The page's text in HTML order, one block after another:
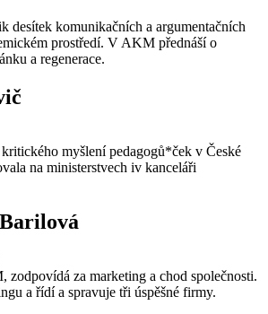
desítek komunikačních a argumentačních
prostředí. V AKM přednáší o
a regenerace.
myšlení pedagogů*ček v České
na ministerstvech iv kanceláři
zodpovídá za marketing a chod společnosti.
a řídí a spravuje tři úspěšné firmy.